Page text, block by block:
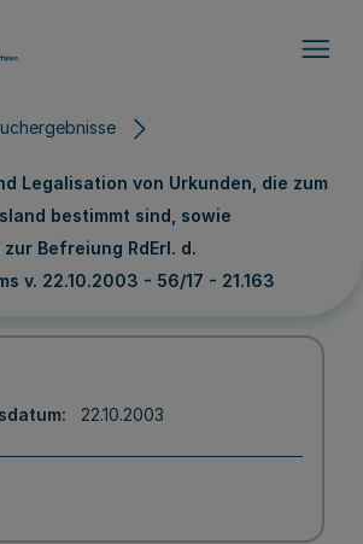
Legalisation von Urkunden, die zum
bestimmt sind, sowie
Befreiung RdErl. d.
v. 22.10.2003 - 56/17 - 21.163
22.10.2003